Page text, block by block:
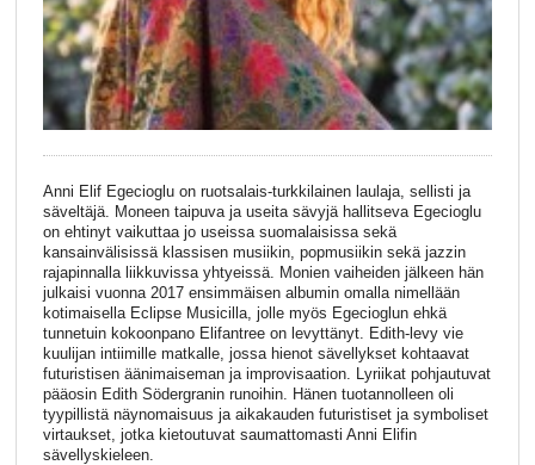
Anni Elif Egecioglu on ruotsalais-turkkilainen laulaja, sellisti ja
säveltäjä. Moneen taipuva ja useita sävyjä hallitseva Egecioglu
on ehtinyt vaikuttaa jo useissa suomalaisissa sekä
kansainvälisissä klassisen musiikin, popmusiikin sekä jazzin
rajapinnalla liikkuvissa yhtyeissä. Monien vaiheiden jälkeen hän
julkaisi vuonna 2017 ensimmäisen albumin omalla nimellään
kotimaisella Eclipse Musicilla, jolle myös Egecioglun ehkä
tunnetuin kokoonpano Elifantree on levyttänyt. Edith-levy vie
kuulijan intiimille matkalle, jossa hienot sävellykset kohtaavat
futuristisen äänimaiseman ja improvisaation. Lyriikat pohjautuvat
pääosin Edith Södergranin runoihin. Hänen tuotannolleen oli
tyypillistä näynomaisuus ja aikakauden futuristiset ja symboliset
virtaukset, jotka kietoutuvat saumattomasti Anni Elifin
sävellyskieleen.